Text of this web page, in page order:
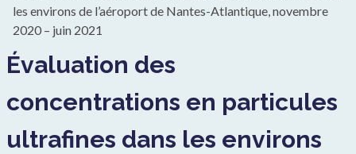
les environs de l’aéroport de Nantes-Atlantique, novembre
2020 – juin 2021
Évaluation des
concentrations en particules
ultrafines dans les environs